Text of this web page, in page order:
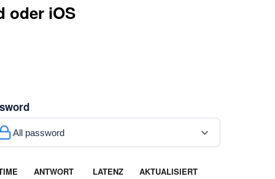
oder iOS
All password
ANTWORT LATENZ AKTUALISIERT